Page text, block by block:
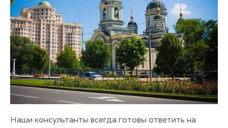
Наши консультанты всегда готовы ответить на